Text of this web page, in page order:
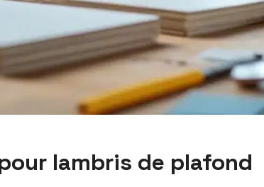
lambris de plafond